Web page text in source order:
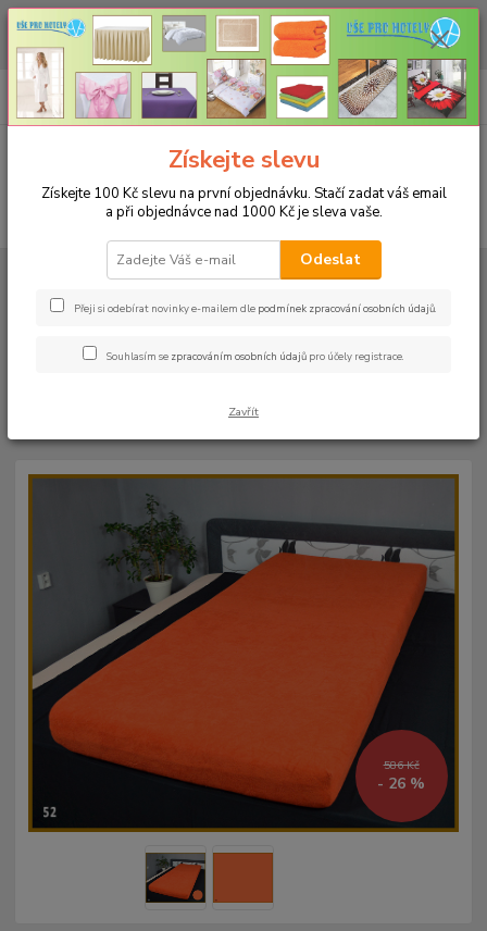
CHCETE NAKOUPIT VĚTŠÍ MNOŽSTVÍ NAŠICH PRODUKTŮ ZA LEPŠÍ
CENU? Klikněte ZDE
CZK
+420 773 794 023
Pondělí-pátek 9-16 hodin
0ks
za0 Kč
PROSTĚRADLA
Bavlněné prostěradla JERSEY s gumou - 45 barev
52 mandarinka
Bavlněné prostěradlo JERSEY
586 Kč
- 26 %
Získejte slevu
Získejte 100 Kč slevu na první objednávku. Stačí zadat váš email
a při objednávce nad 1000 Kč je sleva vaše.
Odeslat
Přeji si odebírat novinky e-mailem dle podmínek zpracování osobních údajů.
Souhlasím se zpracováním osobních údajů pro účely registrace.
Zavřít